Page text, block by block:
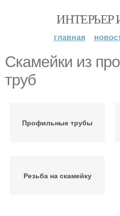
ИНТЕРЬЕР
главная
Скамейки из
труб
Профильные трубы
Резьба на скамейку